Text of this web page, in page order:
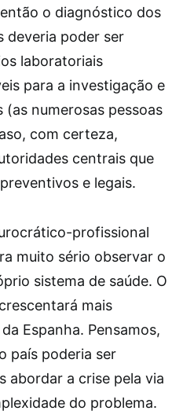
o diagnóstico dos
deveria poder ser
laboratoriais
para a investigação e
(as numerosas pessoas
com certeza,
centrais que
e legais.
profissional
muito sério observar o
sistema de saúde. O
mais
Espanha. Pensamos,
país poderia ser
abordar a crise pela via
do problema.